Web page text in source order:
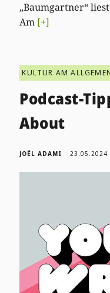
„Baumgartner“
Am [+]
KULTUR AM
Podcast-
About
JOËL ADAMI 23.05.2024